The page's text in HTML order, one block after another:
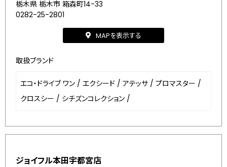
栃木県 栃木市 箱森町14-33
0282-25-2801
MAPを表示する
取扱ブランド
エコ・ドライブ ワン / エクシード / アテッサ / プロマスター /
クロスシー / シチズンコレクション /
ジョイフル本田宇都宮店